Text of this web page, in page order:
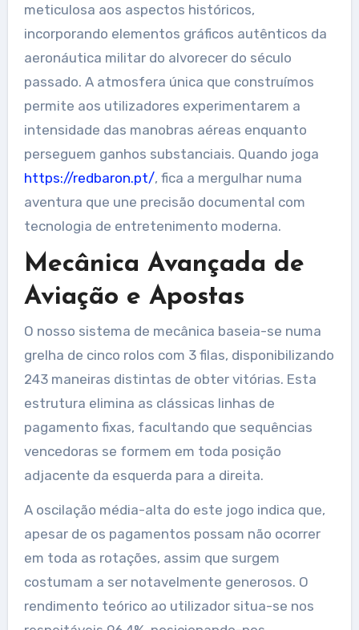
meticulosa aos aspectos históricos,
incorporando elementos gráficos autênticos da
aeronáutica militar do alvorecer do século
passado. A atmosfera única que construímos
permite aos utilizadores experimentarem a
intensidade das manobras aéreas enquanto
perseguem ganhos substanciais. Quando joga
https://redbaron.pt/, fica a mergulhar numa
aventura que une precisão documental com
tecnologia de entretenimento moderna.
Mecânica Avançada de
Aviação e Apostas
O nosso sistema de mecânica baseia-se numa
grelha de cinco rolos com 3 filas, disponibilizando
243 maneiras distintas de obter vitórias. Esta
estrutura elimina as clássicas linhas de
pagamento fixas, facultando que sequências
vencedoras se formem em toda posição
adjacente da esquerda para a direita.
A oscilação média-alta do este jogo indica que,
apesar de os pagamentos possam não ocorrer
em toda as rotações, assim que surgem
costumam a ser notavelmente generosos. O
rendimento teórico ao utilizador situa-se nos